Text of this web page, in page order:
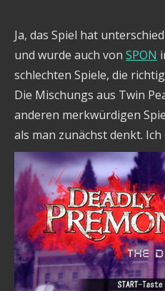
Ja, das Spiel hat
und wurde auch von SPON
schlechten Spiele, die
Die Mischungs aus Twin
anderen merkwürdigen
als man zunächst denkt.